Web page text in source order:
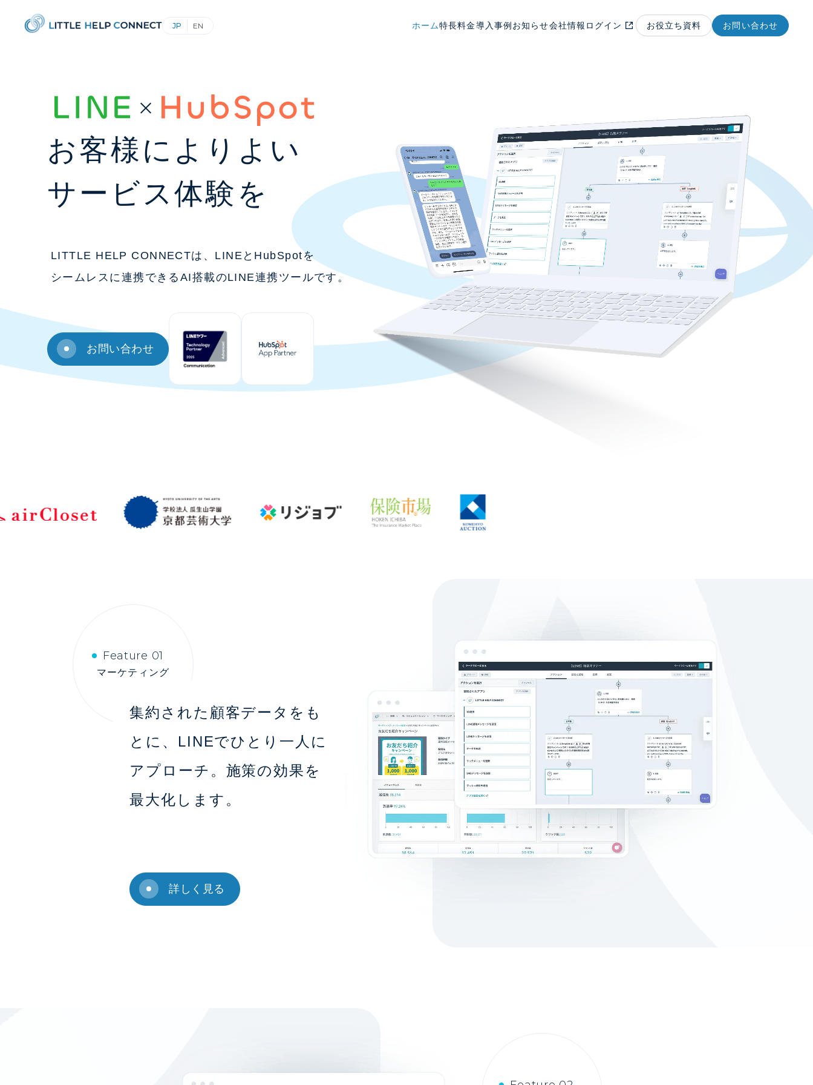
ホーム特長料金導入事例お知らせ会社情報 ログイン お役立ち資料 お問い合わせ
お客様によりよい
サービス体験を
LITTLE HELP CONNECTは、LINEとHubSpotを
シームレスに連携できるAI搭載のLINE連携ツールです。
お問い合わせ
Feature 01
マーケティング
集約された顧客データをも
とに、LINEでひとり一人に
アプローチ。施策の効果を
最大化します。
詳しく見る